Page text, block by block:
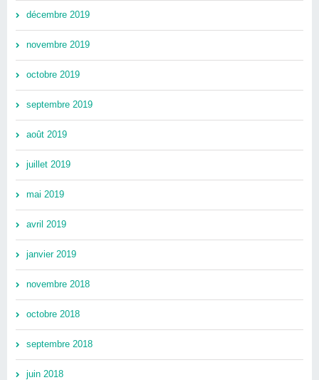
décembre 2019
novembre 2019
octobre 2019
septembre 2019
août 2019
juillet 2019
mai 2019
avril 2019
janvier 2019
novembre 2018
octobre 2018
septembre 2018
juin 2018